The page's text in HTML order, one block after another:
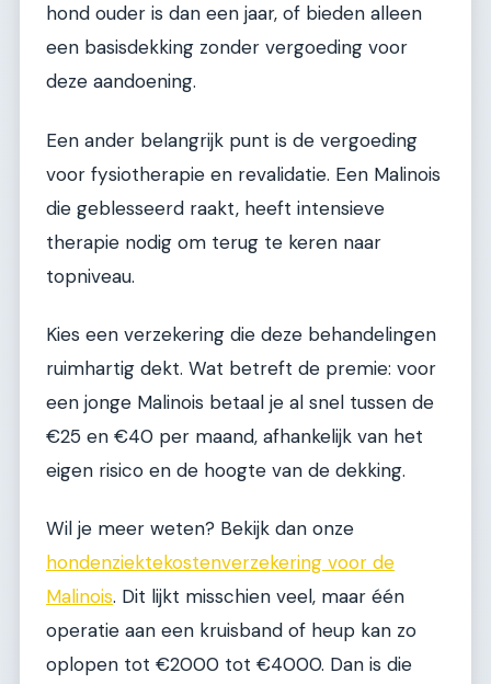
hond ouder is dan een jaar, of bieden alleen
een basisdekking zonder vergoeding voor
deze aandoening.
Een ander belangrijk punt is de vergoeding
voor fysiotherapie en revalidatie. Een Malinois
die geblesseerd raakt, heeft intensieve
therapie nodig om terug te keren naar
topniveau.
Kies een verzekering die deze behandelingen
ruimhartig dekt. Wat betreft de premie: voor
een jonge Malinois betaal je al snel tussen de
€25 en €40 per maand, afhankelijk van het
eigen risico en de hoogte van de dekking.
Wil je meer weten? Bekijk dan onze
hondenziektekostenverzekering voor de
Malinois. Dit lijkt misschien veel, maar één
operatie aan een kruisband of heup kan zo
oplopen tot €2000 tot €4000. Dan is die